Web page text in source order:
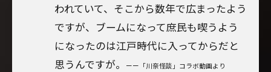
われていて、そこから数年で広まったよう
ですが、ブームになって庶民も喫うよう
になったのは江戸時代に入ってからだと
思うんですが。
ーー「川奈怪談」コラボ動画より